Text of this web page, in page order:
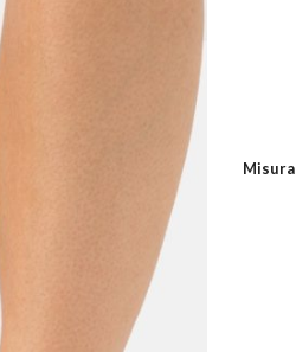
Misura